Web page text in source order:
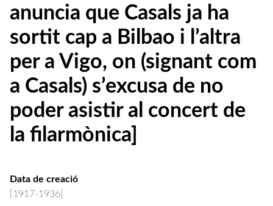
anuncia que Casals ja ha
sortit cap a Bilbao i l’altra
per a Vigo, on (signant com
a Casals) s’excusa de no
poder asistir al concert de
la filarmònica]
Data de creació
[1917-1936]